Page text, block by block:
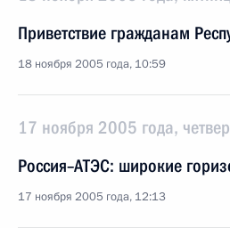
Приветствие гражданам
18 ноября 2005 года, 10:59
17 ноября 2005 года,
Россия–АТЭС: широкие
17 ноября 2005 года, 12:13